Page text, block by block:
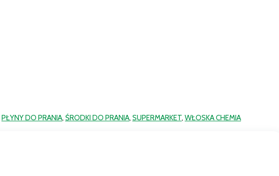
PŁYNY DO PRANIA, ŚRODKI DO PRANIA, SUPERMARKET, WŁOSKA CHEMIA